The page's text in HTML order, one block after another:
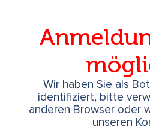
Wir haben Sie als
identifiziert, bitte
anderen Browser oder
unseren